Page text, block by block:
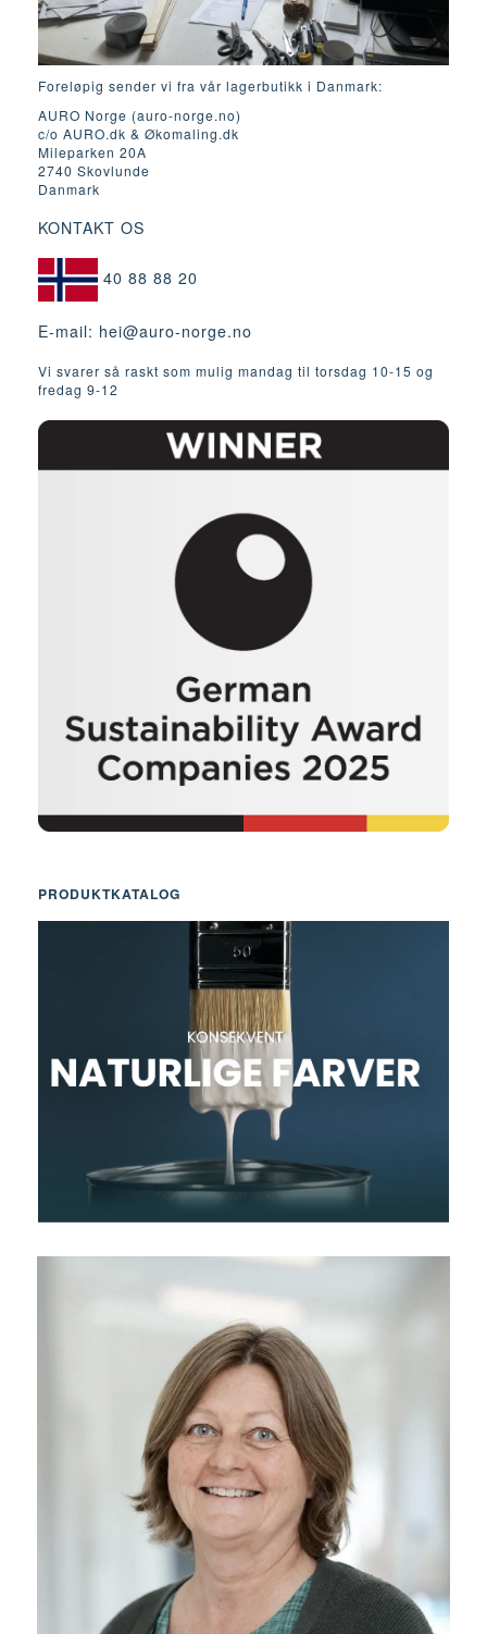
Foreløpig sender vi fra vår lagerbutikk i Danmark:
AURO Norge (auro-norge.no)
c/o AURO.dk & Økomaling.dk
Mileparken 20A
2740 Skovlunde
Danmark
KONTAKT OS
40 88 88 20
E-mail: hei@auro-norge.no
Vi svarer så raskt som mulig mandag til torsdag 10-15 og
fredag ​​9-12
PRODUKTKATALOG